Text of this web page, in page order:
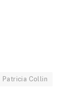
Patricia Collin